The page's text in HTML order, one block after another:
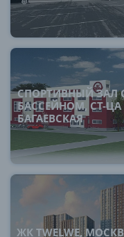
СПОРТИВНЫЙ ЗАЛ
БАССЕЙНОМ, СТ-ЦА
БАГАЕВСКАЯ
ЖК TWELWE,